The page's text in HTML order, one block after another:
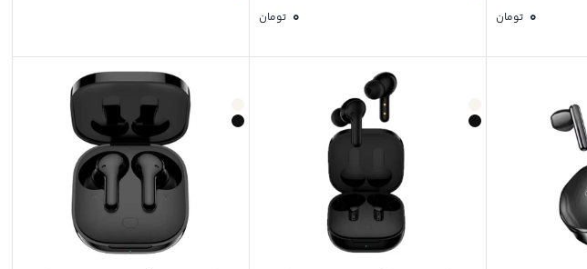
0 تومان 0 تومان